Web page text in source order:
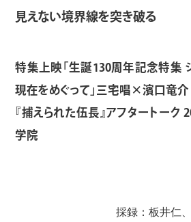
見えない境界線を突き破る
特集上映「生誕130周年記念特集
現在をめぐって」三宅唱×濱口竜介
『捕えられた伍長』アフタートー
学院
採録：板井仁